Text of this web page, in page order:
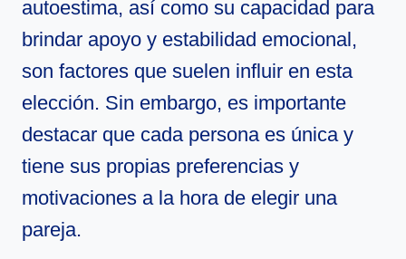
autoestima, así como su capacidad para
brindar apoyo y estabilidad emocional,
son factores que suelen influir en esta
elección. Sin embargo, es importante
destacar que cada persona es única y
tiene sus propias preferencias y
motivaciones a la hora de elegir una
pareja.